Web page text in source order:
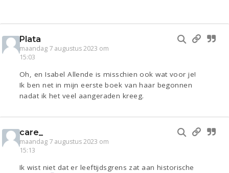
Plata
maandag 7 augustus 2023 om
15:03
Oh, en Isabel Allende is misschien ook wat voor je!
Ik ben net in mijn eerste boek van haar begonnen
nadat ik het veel aangeraden kreeg.
care_
maandag 7 augustus 2023 om
15:13
Ik wist niet dat er leeftijdsgrens zat aan historische